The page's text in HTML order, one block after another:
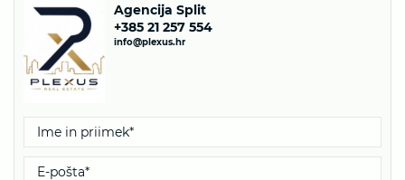
Agencija Split
+385 21 257 554
info@plexus.hr